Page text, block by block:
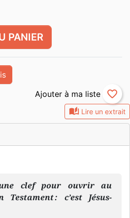
auto_stories Lire un extrait
clef pour ouvrir au
Testament : c’est Jésus-
PANIER
favorite_border